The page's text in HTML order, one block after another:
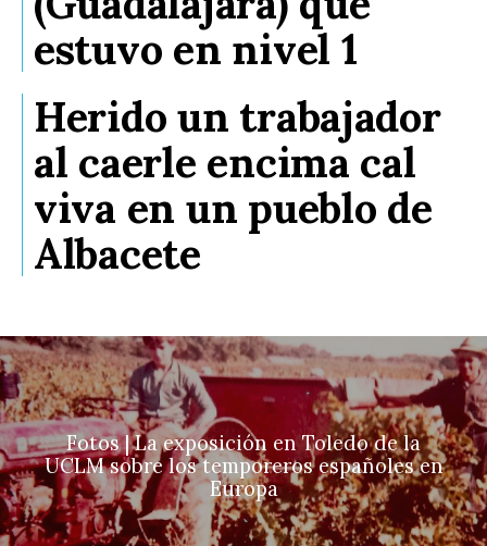
estuvo en nivel 1
Herido un trabajador
al caerle encima cal
viva en un pueblo de
Albacete
Fotos | La exposición en Toledo de la
UCLM sobre los temporeros españoles en
Europa